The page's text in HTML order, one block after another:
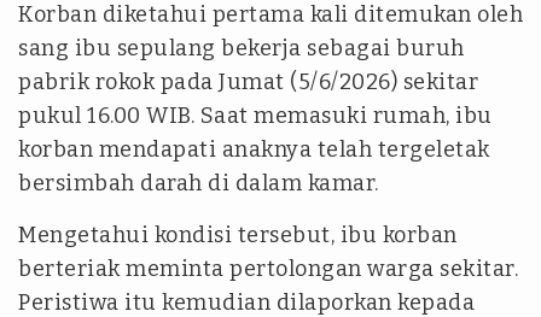
Korban diketahui pertama kali ditemukan oleh
sang ibu sepulang bekerja sebagai buruh
pabrik rokok pada Jumat (5/6/2026) sekitar
pukul 16.00 WIB. Saat memasuki rumah, ibu
korban mendapati anaknya telah tergeletak
bersimbah darah di dalam kamar.
Mengetahui kondisi tersebut, ibu korban
berteriak meminta pertolongan warga sekitar.
Peristiwa itu kemudian dilaporkan kepada